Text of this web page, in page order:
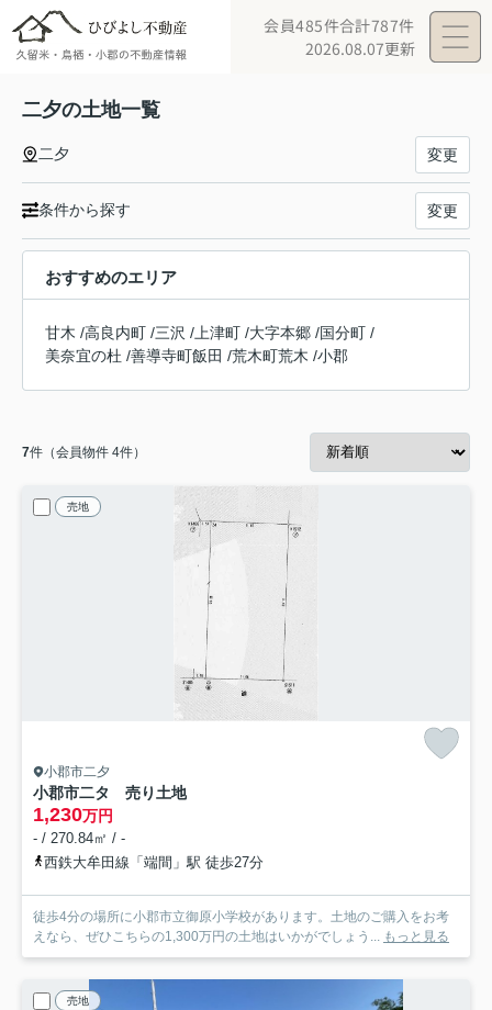
会員485件合計787件
2026.08.07更新
二夕の土地一覧
二夕 変更
条件から探す 変更
おすすめのエリア
甘木 /高良内町 /三沢 / 上津町 /大字本郷 /国分町 /
美奈宜の杜 /善導寺町飯田 /荒木町荒木 /小郡
7件（会員物件 4件）
売地
小郡市二夕
小郡市二タ 売り土地
1,230万円
- / 270.84㎡ / -
西鉄大牟田線「端間」駅 徒歩27分
徒歩4分の場所に小郡市立御原小学校があります。土地のご購入をお考
えなら、ぜひこちらの1,300万円の土地はいかがでしょう... もっと見る
売地